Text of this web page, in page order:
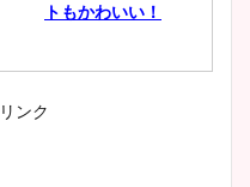
トもかわいい！
小室瑛莉子のカップ画像まと
ンク